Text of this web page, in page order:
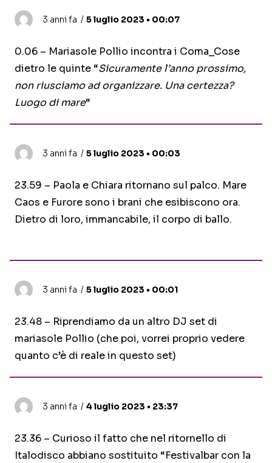
3 anni fa 5 luglio 2023 • 00:07
0.06 – Mariasole Pollio incontra i Coma_Cose
dietro le quinte “Sicuramente l’anno prossimo,
non riusciamo ad organizzare. Una certezza?
Luogo di mare“
3 anni fa 5 luglio 2023 • 00:03
23.59 – Paola e Chiara ritornano sul palco. Mare
Caos e Furore sono i brani che esibiscono ora.
Dietro di loro, immancabile, il corpo di ballo.
3 anni fa 5 luglio 2023 • 00:01
23.48 – Riprendiamo da un altro DJ set di
mariasole Pollio (che poi, vorrei proprio vedere
quanto c’è di reale in questo set)
3 anni fa 4 luglio 2023 • 23:37
23.36 – Curioso il fatto che nel ritornello di
Italodisco abbiano sostituito “Festivalbar con la